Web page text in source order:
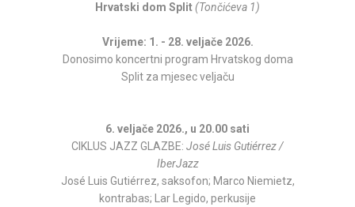
Hrvatski dom Split(Tončićeva 1)
Vrijeme: 1. - 28. veljače 2026.
Donosimo koncertni program Hrvatskog doma
Split za mjesec veljaču
6. veljače 2026., u 20.00 sati
CIKLUS JAZZ GLAZBE: José Luis Gutiérrez /
IberJazz
José Luis Gutiérrez, saksofon; Marco Niemietz,
kontrabas; Lar Legido, perkusije